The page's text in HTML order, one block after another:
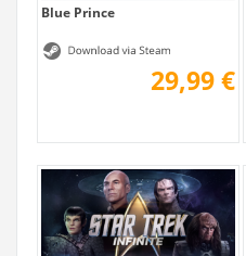
Blue Prince
29,99 €